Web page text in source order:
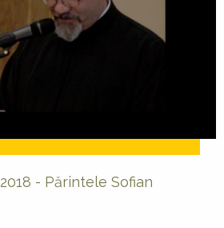
2018 - Părintele Sofian